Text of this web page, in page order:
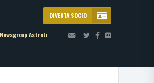
DIVENTA SOCIO
Newsgroup Astroti